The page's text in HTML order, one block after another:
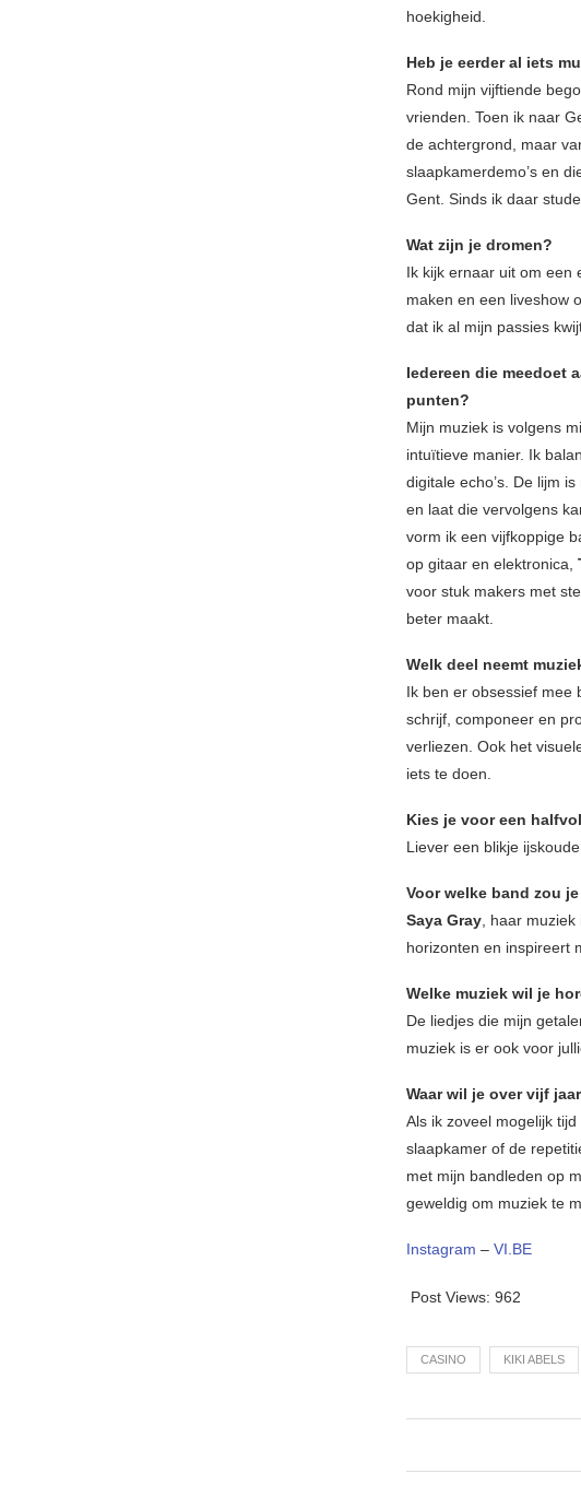
hoekigheid.
Heb je eerder al iets
Rond mijn vijftiende
vrienden. Toen ik naar
de achtergrond, maar
slaapkamerdemo’s en
Gent. Sinds ik daar
Wat zijn je dromen?
Ik kijk ernaar uit om een
maken en een liveshow
dat ik al mijn passies
Iedereen die meedoet
punten?
Mijn muziek is volgens
intuïtieve manier. Ik
digitale echo’s. De lijm
en laat die vervolgens
vorm ik een vijfkoppige
op gitaar en elektronica,
voor stuk makers met
beter maakt.
Welk deel neemt
Ik ben er obsessief mee
schrijf, componeer en
verliezen. Ook het
iets te doen.
Kies je voor een
Liever een blikje
Voor welke band zou
Saya Gray, haar muziek
horizonten en inspireert
Welke muziek wil je
De liedjes die mijn
muziek is er ook voor
Waar wil je over vijf
Als ik zoveel mogelijk
slaapkamer of de
met mijn bandleden op
geweldig om muziek te
Instagram – VI.BE
Post Views: 962
CASINO KIKI ABELS